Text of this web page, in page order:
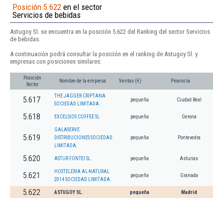
Posición 5.622 en el sector
Servicios de bebidas
Astugoy Sl. se encuentra en la posición 5.622 del Ranking del sector Servicios
de bebidas.
A continuación podrá consultar la posición en el ranking de Astugoy Sl. y
empresas con posiciones similares:
Posición
Sector
Nombre de la empresa Ventas (€) Provincia
5.617
THE JAGGER CRIPTANA
SOCIEDAD LIMITADA.
pequeña Ciudad Real
5.618 EXCELSIOS COFFEE SL pequeña Gerona
5.619
GALASERVE
DISTRIBUCIONES SOCIEDAD
LIMITADA.
pequeña Pontevedra
5.620 ASTUR FONTEI SL. pequeña Asturias
5.621
HOSTELERIA AL-NATURAL
2014 SOCIEDAD LIMITADA.
pequeña Granada
5.622 ASTUGOY SL. pequeña Madrid